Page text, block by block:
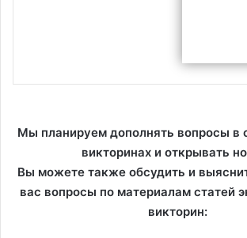
Мы планируем дополнять вопросы
викторинах и открывать
Вы можете также обсудить и
вас вопросы по материалам статей
викторин: